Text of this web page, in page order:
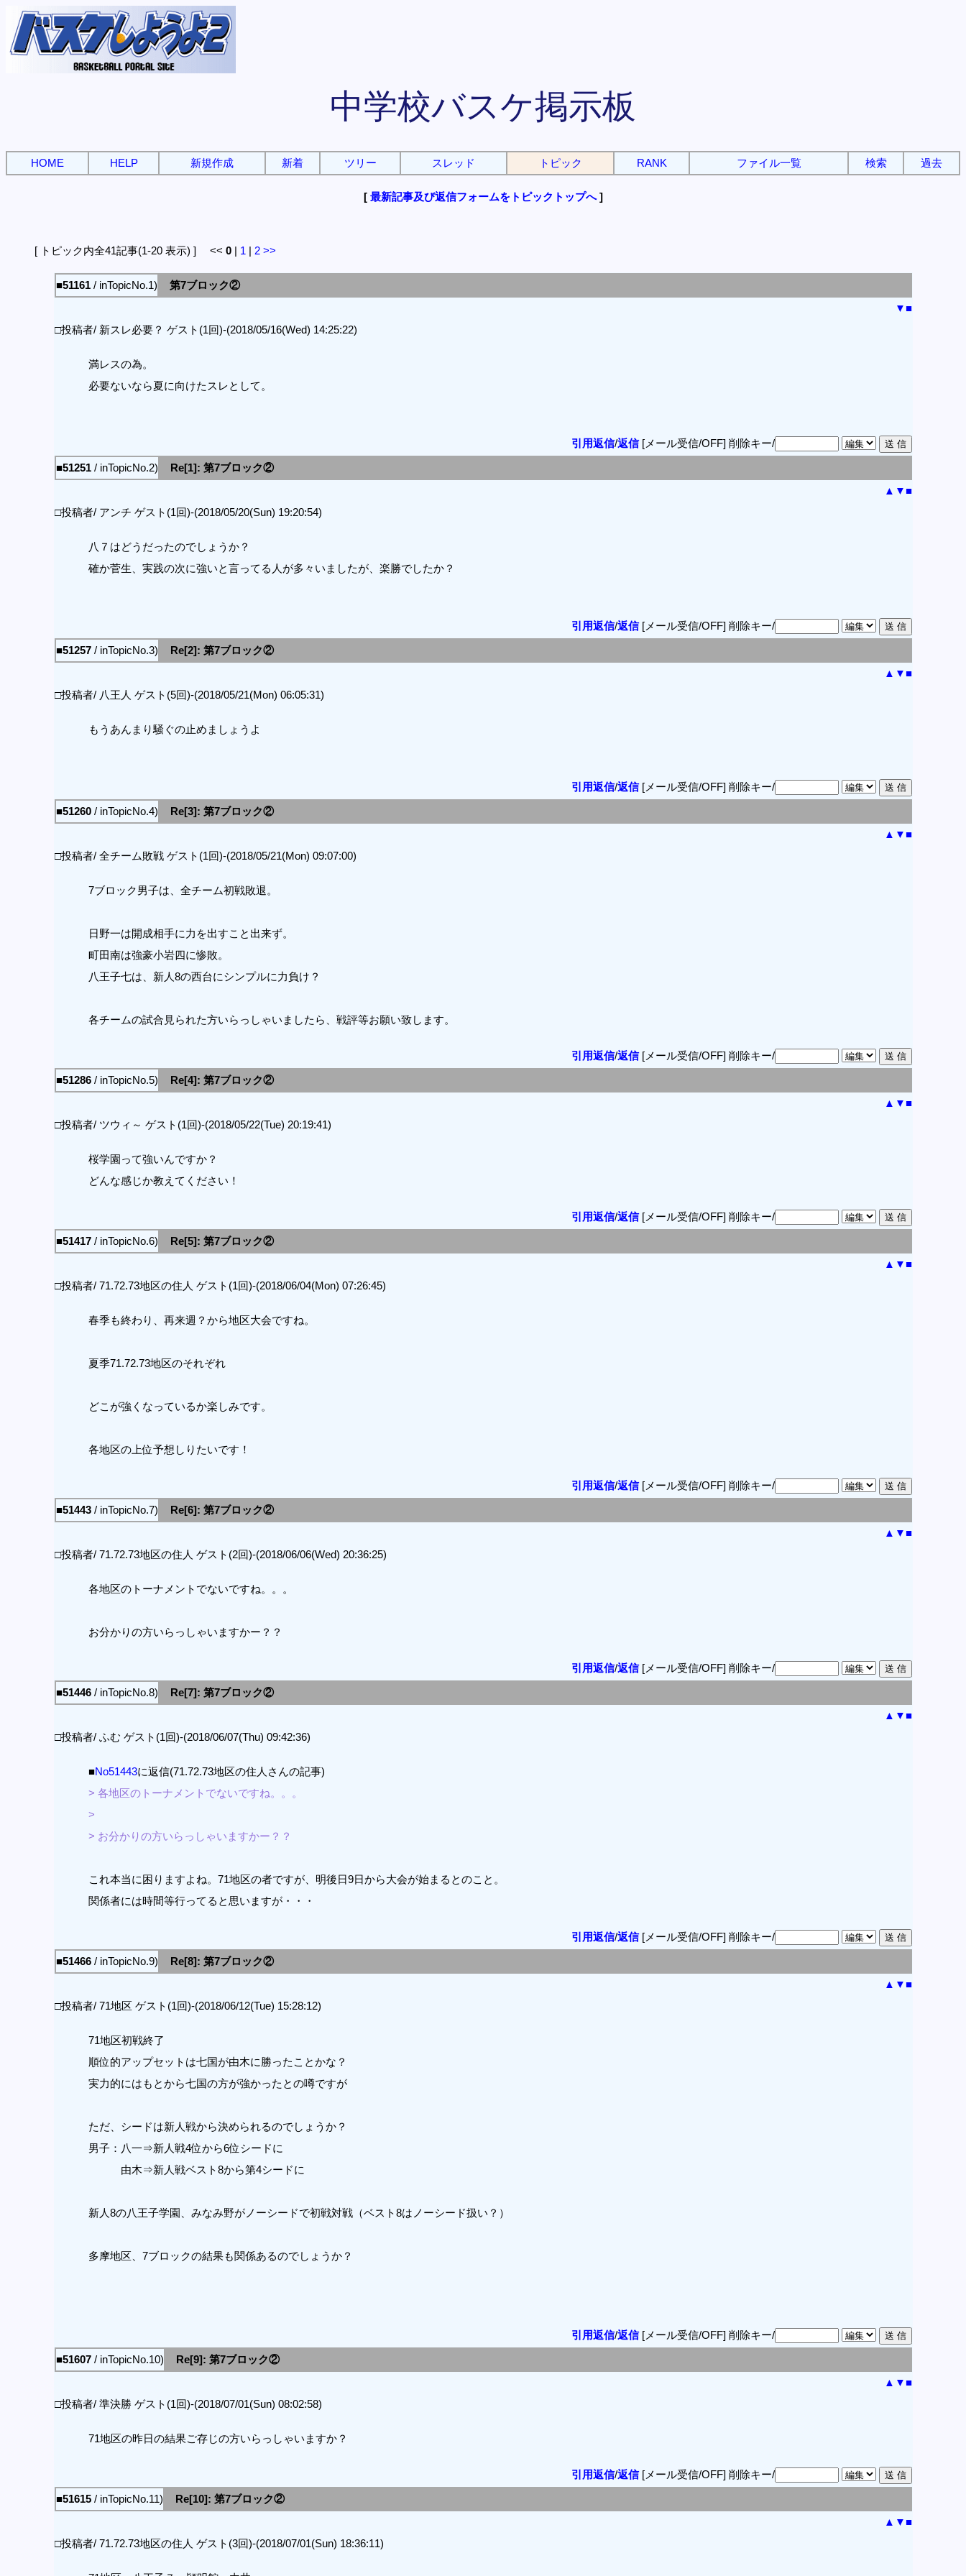
中学校バスケ掲示板
HOME HELP 新規作成 新着 ツリー スレッド トピック RANK ファイル一覧 検索 過去
[ 最新記事及び返信フォームをトピックトップへ]
[ トピック内全41記事(1-20 表示) ] << 0 | 1 | 2 >>
■51161/ inTopicNo.1)
第7ブロック②
▼■
□投稿者/ 新スレ必要？ ゲスト(1回)-(2018/05/16(Wed) 14:25:22)
満レスの為。
必要ないなら夏に向けたスレとして。
引用返信/返信[メール受信/OFF] 削除キー/
■51251/ inTopicNo.2)
Re[1]: 第7ブロック②
▲ ▼■
□投稿者/ アンチ ゲスト(1回)-(2018/05/20(Sun) 19:20:54)
八７はどうだったのでしょうか？
確か菅生、実践の次に強いと言ってる人が多々いましたが、楽勝でしたか？
引用返信/返信[メール受信/OFF] 削除キー/
■51257/ inTopicNo.3)
Re[2]: 第7ブロック②
▲ ▼■
□投稿者/ 八王人 ゲスト(5回)-(2018/05/21(Mon) 06:05:31)
もうあんまり騒ぐの止めましょうよ
引用返信/返信[メール受信/OFF] 削除キー/
■51260/ inTopicNo.4)
Re[3]: 第7ブロック②
▲ ▼■
□投稿者/ 全チーム敗戦 ゲスト(1回)-(2018/05/21(Mon) 09:07:00)
7ブロック男子は、全チーム初戦敗退。
日野一は開成相手に力を出すこと出来ず。
町田南は強豪小岩四に惨敗。
八王子七は、新人8の西台にシンプルに力負け？
各チームの試合見られた方いらっしゃいましたら、戦評等お願い致します。
引用返信/返信[メール受信/OFF] 削除キー/
■51286/ inTopicNo.5)
Re[4]: 第7ブロック②
▲ ▼■
□投稿者/ ツウィ～ ゲスト(1回)-(2018/05/22(Tue) 20:19:41)
桜学園って強いんですか？
どんな感じか教えてください！
引用返信/返信[メール受信/OFF] 削除キー/
■51417/ inTopicNo.6)
Re[5]: 第7ブロック②
▲ ▼■
□投稿者/ 71.72.73地区の住人 ゲスト(1回)-(2018/06/04(Mon) 07:26:45)
春季も終わり、再来週？から地区大会ですね。
夏季71.72.73地区のそれぞれ
どこが強くなっているか楽しみです。
各地区の上位予想しりたいです！
引用返信/返信[メール受信/OFF] 削除キー/
■51443/ inTopicNo.7)
Re[6]: 第7ブロック②
▲ ▼■
□投稿者/ 71.72.73地区の住人 ゲスト(2回)-(2018/06/06(Wed) 20:36:25)
各地区のトーナメントでないですね。。。
お分かりの方いらっしゃいますかー？？
引用返信/返信[メール受信/OFF] 削除キー/
■51446/ inTopicNo.8)
Re[7]: 第7ブロック②
▲ ▼■
□投稿者/ ふむ ゲスト(1回)-(2018/06/07(Thu) 09:42:36)
■No51443に返信(71.72.73地区の住人さんの記事)
> 各地区のトーナメントでないですね。。。
>
> お分かりの方いらっしゃいますかー？？
これ本当に困りますよね。71地区の者ですが、明後日9日から大会が始まるとのこと。
関係者には時間等行ってると思いますが・・・
引用返信/返信[メール受信/OFF] 削除キー/
■51466/ inTopicNo.9)
Re[8]: 第7ブロック②
▲ ▼■
□投稿者/ 71地区 ゲスト(1回)-(2018/06/12(Tue) 15:28:12)
71地区初戦終了
順位的アップセットは七国が由木に勝ったことかな？
実力的にはもとから七国の方が強かったとの噂ですが
ただ、シードは新人戦から決められるのでしょうか？
男子：八一⇒新人戦4位から6位シードに
由木⇒新人戦ベスト8から第4シードに
新人8の八王子学園、みなみ野がノーシードで初戦対戦（ベスト8はノーシード扱い？）
多摩地区、7ブロックの結果も関係あるのでしょうか？
引用返信/返信[メール受信/OFF] 削除キー/
■51607/ inTopicNo.10)
Re[9]: 第7ブロック②
▲ ▼■
□投稿者/ 準決勝 ゲスト(1回)-(2018/07/01(Sun) 08:02:58)
71地区の昨日の結果ご存じの方いらっしゃいますか？
引用返信/返信[メール受信/OFF] 削除キー/
■51615/ inTopicNo.11)
Re[10]: 第7ブロック②
▲ ▼■
□投稿者/ 71.72.73地区の住人 ゲスト(3回)-(2018/07/01(Sun) 18:36:11)